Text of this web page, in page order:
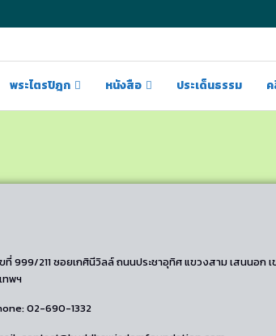
พระไตรปิฎก หนังสือ ประเด็นธรรม
ที่ 999/211 ซอยเกศินีวิลล์ ถนนประชาอุทิศ แขวงสาม เสนนอก
ทพฯ
02-690-1332